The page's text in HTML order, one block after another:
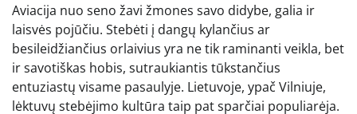
Aviacija nuo seno žavi žmones savo didybe, galia ir
laisvės pojūčiu. Stebėti į dangų kylančius ar
besileidžiančius orlaivius yra ne tik raminanti veikla, bet
ir savotiškas hobis, sutraukiantis tūkstančius
entuziastų visame pasaulyje. Lietuvoje, ypač Vilniuje,
lėktuvų stebėjimo kultūra taip pat sparčiai populiarėja.